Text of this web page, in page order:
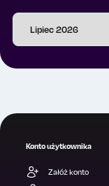
Konto użytkownika
Załóż konto